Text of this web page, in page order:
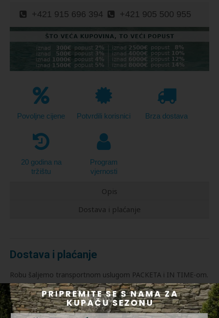
+421 915 696 394 +421 905 500 955
Povoljne cijene Potvrdili korisnici Brza dostava
20 godina na
tržištu
Program
vjernosti
Opis
Dostava i plaćanje
Dostava i plaćanje
Robu šaljemo transportnom uslugom PACKETA i IN TIME-om.
Plaćanje možete izvršiti putem PAYPALA, online platnom
karticom ili bankovnom doznakom s računa.
O terminu dostave rado ćemo Vas obavijestiti na tel. Brojevi: